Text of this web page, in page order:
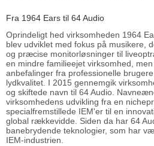
Fra 1964 Ears til 64 Audio
Oprindeligt hed virksomheden 1964
blev udviklet med fokus på musikere,
og præcise monitorløsninger til
en mindre familieejet virksomhed,
anbefalinger fra professionelle
lydkvalitet. I 2015 gennemgik
og skiftede navn til 64 Audio.
virksomhedens udvikling fra en
specialfremstillede IEM'er til en
global rækkevidde. Siden da har 64
banebrydende teknologier, som har
IEM-industrien.